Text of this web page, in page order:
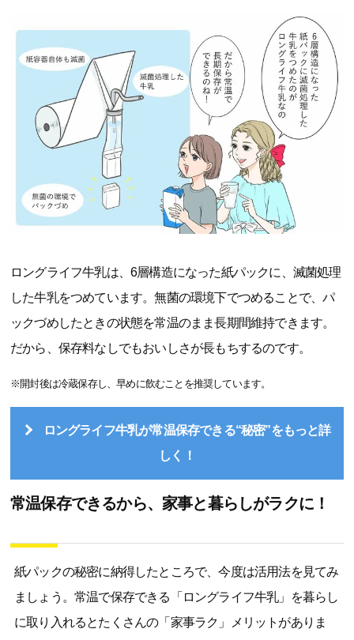
ロングライフ牛乳は、6層構造になった紙パックに、滅菌処理
した牛乳をつめています。無菌の環境下でつめることで、パ
ックづめしたときの状態を常温のまま長期間維持できます。
だから、保存料なしでもおいしさが長もちするのです。
※開封後は冷蔵保存し、早めに飲むことを推奨しています。
ロングライフ牛乳が常温保存できる“秘密”をもっと詳
しく！
常温保存できるから、家事と暮らしがラクに！
紙パックの秘密に納得したところで、今度は活用法を見てみ
ましょう。常温で保存できる「ロングライフ牛乳」を暮らし
に取り入れるとたくさんの「家事ラク」メリットがありま